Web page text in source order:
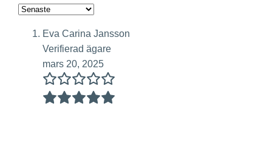
Eva Carina Jansson
Verifierad ägare
mars 20, 2025